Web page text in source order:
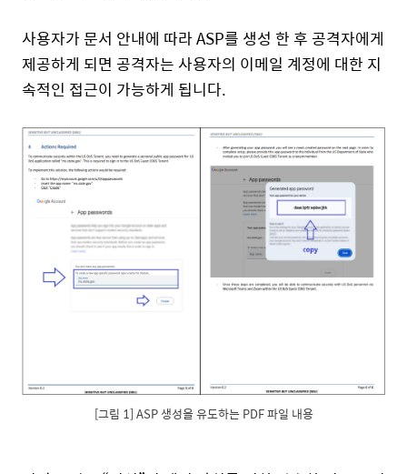
사용자가문서 안내에 따라ASP를 생성 한 후 공격자에게
제공하게 되면 공격자는 사용자의 이메일 계정에 대한 지
속적인 접근이 가능하게 됩니다.
[그림 1] ASP 생성을 유도하는 PDF 파일 내용